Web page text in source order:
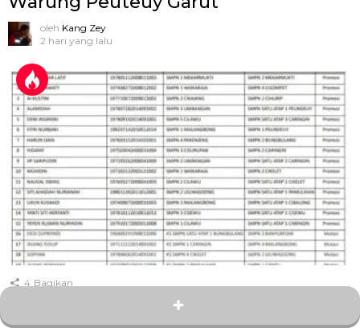
oleh Kang Zey
2 hari yang lalu
4 Bagikan
Rotasi dan Promosi Kepala SMP